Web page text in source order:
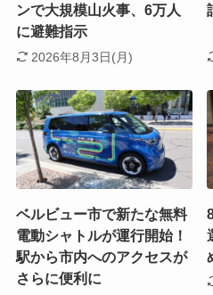
ンで大規模山火事、6万人
に避難指示
2026年8月3日(月)
ベルビュー市で新たな無料
電動シャトルが運行開始！
駅から市内へのアクセスが
さらに便利に